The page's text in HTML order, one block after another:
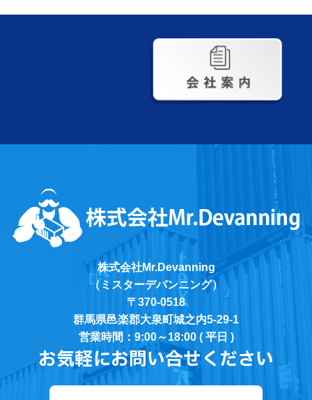
株式会社Mr.Devanning
（ミスターデバンニング）
〒370-0518
群馬県邑楽郡大泉町城之内5-29-1
営業時間：9:00～18:00 ( 平日 )
お気軽にお問い合せください